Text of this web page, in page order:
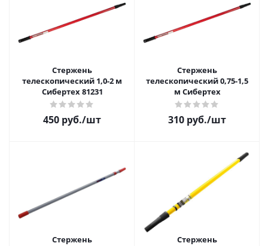
Стержень
телескопический 1,0-2 м
Сибертех 81231
450 руб./шт
Стержень
телескопический 0,75-1,5
м Сибертех
310 руб./шт
Стержень
Стержень